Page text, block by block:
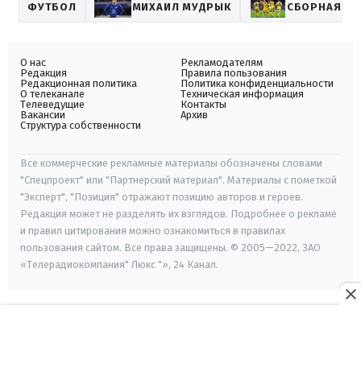
ФУТБОЛ МИХАИЛ МУДРЫК СБОРНАЯ
О нас
Редакция
Редакционная политика
О телеканале
Телеведущие
Вакансии
Структура собственности
Рекламодателям
Правила пользования
Политика конфиденциальности
Техническая информация
Контакты
Архив
Все коммерческие рекламные материалы обозначены словами
"Спецпроект" или "Партнерский материал". Материалы с пометкой
"Эксперт", "Позиция" отражают позицию авторов и героев.
Редакция может не разделять их взглядов. Подробнее о рекламе
и правил цитирования можно ознакомиться в правилах
пользования сайтом. Все права защищены. © 2005—2022, ЗАО
«Телерадиокомпания" Люкс "», 24 Канал.